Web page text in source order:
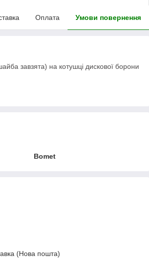
Оплата Умови повернення
завзята) на котушці дискової борони
Bomet
(Нова пошта)